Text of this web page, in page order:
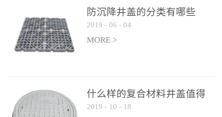
防沉降井盖的分类有哪些
2019 - 06 - 04
MORE >
什么样的复合材料井盖值得
选择和使用
2019 - 10 - 18